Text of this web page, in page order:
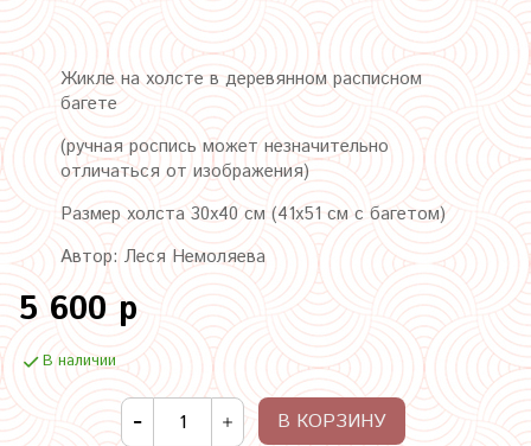
Жикле на холсте в деревянном расписном
багете
(ручная роспись может незначительно
отличаться от изображения)
Размер холста 30х40 см (41х51 см с багетом)
Автор: Леся Немоляева
5 600 р
В наличии
В КОРЗИНУ